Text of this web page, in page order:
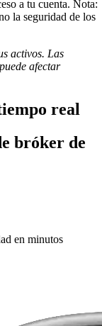
a tu cuenta. Nota:
la seguridad de los
activos. Las
afectar
real
bróker de
en minutos